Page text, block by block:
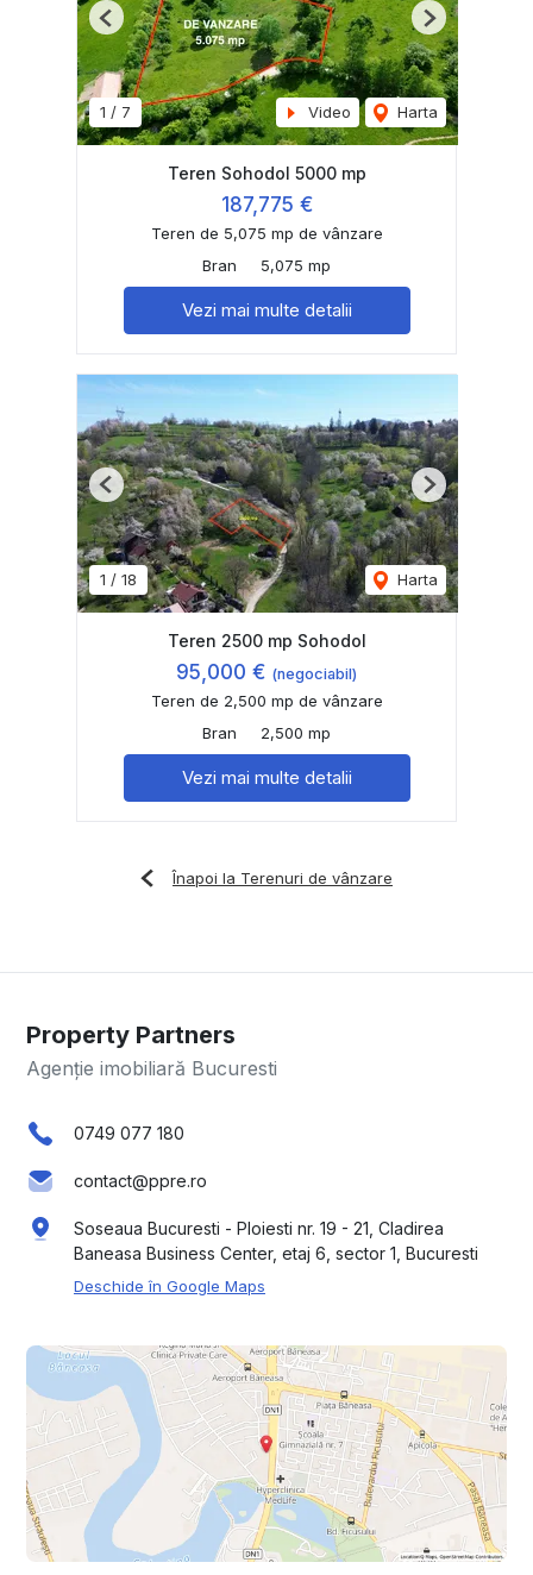
1 / 7 Video Harta
Previous Next
Teren Sohodol 5000 mp
187,775 €
Teren de 5,075 mp de vânzare
Bran
5,075 mp
Vezi mai multe detalii
1 / 18 Harta
Previous Next
Teren 2500 mp Sohodol
95,000 € (negociabil)
Teren de 2,500 mp de vânzare
Bran
2,500 mp
Vezi mai multe detalii
Înapoi la Terenuri de vânzare
Property Partners
Agenție imobiliară Bucuresti
0749 077 180
contact@ppre.ro
Soseaua Bucuresti - Ploiesti nr. 19 - 21, Cladirea
Baneasa Business Center, etaj 6, sector 1, Bucuresti
Deschide în Google Maps